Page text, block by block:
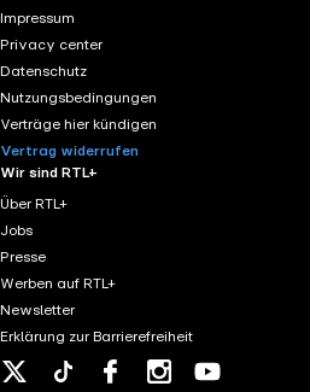
Impressum
Privacy center
Datenschutz
Nutzungsbedingungen
Verträge hier kündigen
Vertrag widerrufen
Wir sind RTL+
Über RTL+
Jobs
Presse
Werben auf RTL+
Newsletter
Erklärung zur Barrierefreiheit
Tiktok FacebookInstagram